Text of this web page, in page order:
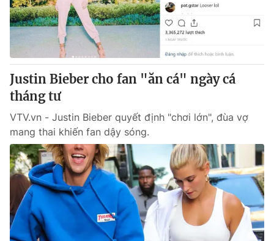
Justin Bieber cho fan "ăn cá" ngày cá
tháng tư
VTV.vn - Justin Bieber quyết định "chơi lớn", đùa vợ
mang thai khiến fan dậy sóng.